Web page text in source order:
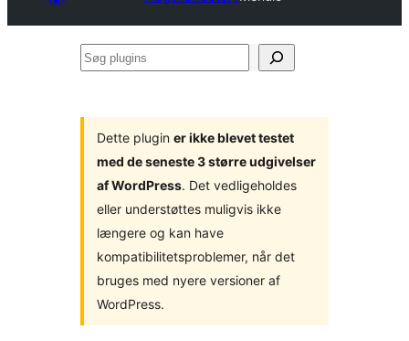
Søg
Dette plugin er ikke blevet testet
med de seneste 3 større udgivelser
af WordPress. Det vedligeholdes
eller understøttes muligvis ikke
længere og kan have
kompatibilitetsproblemer, når det
bruges med nyere versioner af
WordPress.